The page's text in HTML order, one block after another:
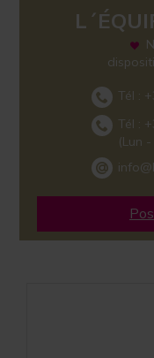
Tél :
Tél :
(Lun